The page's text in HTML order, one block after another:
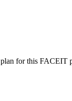
plan for this FACEIT